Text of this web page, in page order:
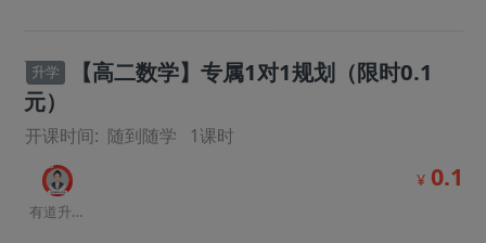
升学
【高二数学】专属1对1规划（限时0.1
元）
开课时间: 随到随学 1课时
有道升学规划师
¥ 0.1